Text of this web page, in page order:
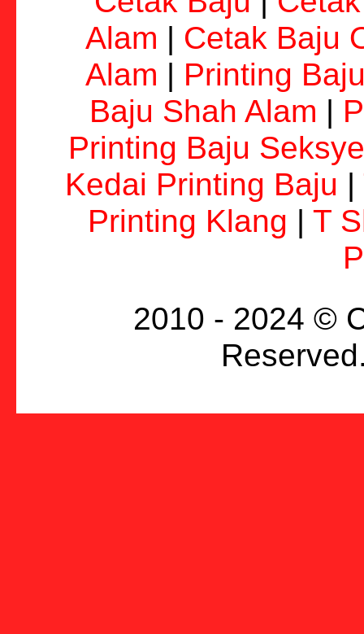
Alam | Cetak Baju
Alam | Printing
Baju Shah Alam |
Printing Baju
Kedai Printing Baju |
Printing Klang | T
2010 - 2024 ©